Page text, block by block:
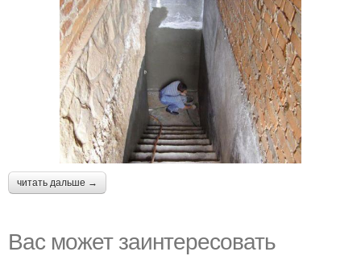
читать дальше →
Вас может заинтересовать